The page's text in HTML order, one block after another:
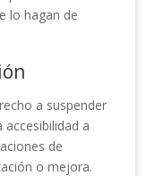
lo hagan de
a suspender
a
de
o mejora.